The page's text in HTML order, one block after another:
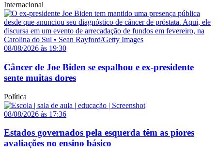
Internacional
08/08/2026 às 19:30
Câncer de Joe Biden se espalhou e ex-presidente
sente muitas dores
Política
08/08/2026 às 17:36
Estados governados pela esquerda têm as piores
avaliações no ensino básico